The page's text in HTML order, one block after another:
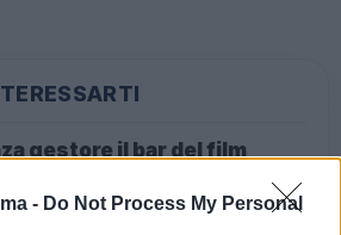
- Do Not Process My Personal
gestore il bar del film